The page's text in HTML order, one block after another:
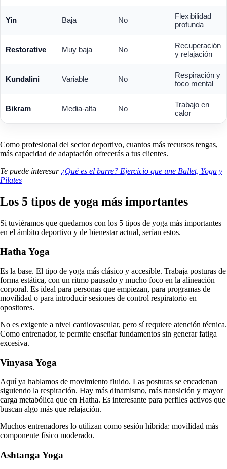
Yin Baja No
Flexibilidad
profunda
Restorative Muy baja No
Recuperación
y relajación
Kundalini Variable No
Respiración y
foco mental
Bikram Media-alta No
Trabajo en
calor
Como profesional del sector deportivo, cuantos más recursos tengas,
más capacidad de adaptación ofrecerás a tus clientes.
Te puede interesar ¿Qué es el barre? Ejercicio que une Ballet, Yoga y
Pilates
Los 5 tipos de yoga más importantes
Si tuviéramos que quedarnos con los 5 tipos de yoga más importantes
en el ámbito deportivo y de bienestar actual, serían estos.
Hatha Yoga
Es la base. El tipo de yoga más clásico y accesible. Trabaja posturas de
forma estática, con un ritmo pausado y mucho foco en la alineación
corporal. Es ideal para personas que empiezan, para programas de
movilidad o para introducir sesiones de control respiratorio en
opositores.
No es exigente a nivel cardiovascular, pero sí requiere atención técnica.
Como entrenador, te permite enseñar fundamentos sin generar fatiga
excesiva.
Vinyasa Yoga
Aquí ya hablamos de movimiento fluido. Las posturas se encadenan
siguiendo la respiración. Hay más dinamismo, más transición y mayor
carga metabólica que en Hatha. Es interesante para perfiles activos que
buscan algo más que relajación.
Muchos entrenadores lo utilizan como sesión híbrida: movilidad más
componente físico moderado.
Ashtanga Yoga